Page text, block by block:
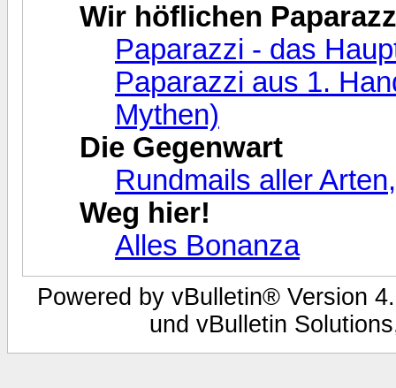
Wir höflichen
Paparazzi - das
Paparazzi aus 1.
Mythen)
Die Gegenwart
Rundmails aller
Weg hier!
Alles Bonanza
Powered by vBulletin® Version
und vBulletin